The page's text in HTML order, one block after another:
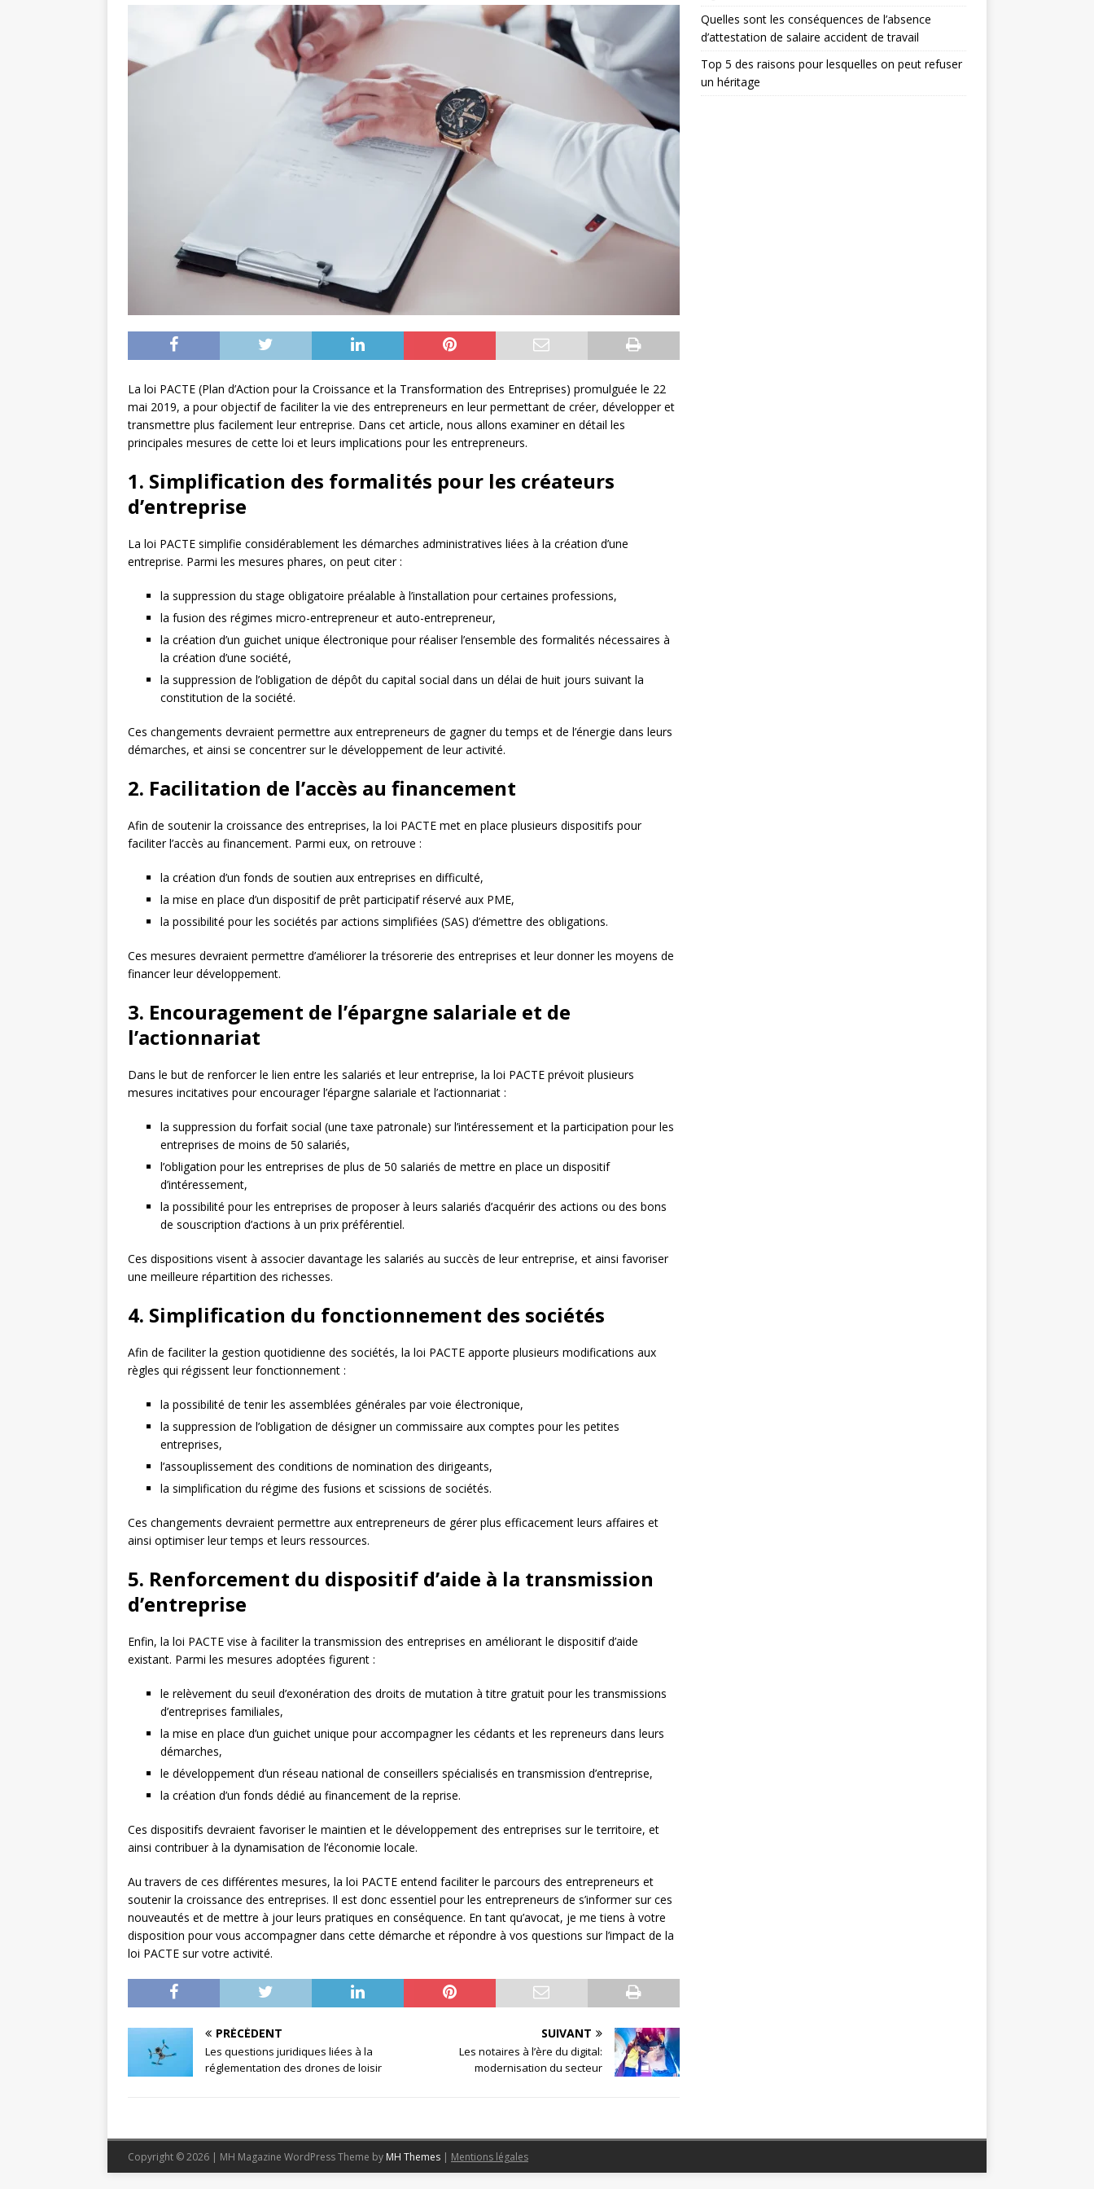
La loi PACTE (Plan d’Action pour la Croissance et la Transformation des Entreprises) promulguée le 22
mai 2019, a pour objectif de faciliter la vie des entrepreneurs en leur permettant de créer, développer et
transmettre plus facilement leur entreprise. Dans cet article, nous allons examiner en détail les
principales mesures de cette loi et leurs implications pour les entrepreneurs.
1. Simplification des formalités pour les créateurs
d’entreprise
La loi PACTE simplifie considérablement les démarches administratives liées à la création d’une
entreprise. Parmi les mesures phares, on peut citer :
la suppression du stage obligatoire préalable à l’installation pour certaines professions,
la fusion des régimes micro-entrepreneur et auto-entrepreneur,
la création d’un guichet unique électronique pour réaliser l’ensemble des formalités nécessaires à
la création d’une société,
la suppression de l’obligation de dépôt du capital social dans un délai de huit jours suivant la
constitution de la société.
Ces changements devraient permettre aux entrepreneurs de gagner du temps et de l’énergie dans leurs
démarches, et ainsi se concentrer sur le développement de leur activité.
2. Facilitation de l’accès au financement
Afin de soutenir la croissance des entreprises, la loi PACTE met en place plusieurs dispositifs pour
faciliter l’accès au financement. Parmi eux, on retrouve :
la création d’un fonds de soutien aux entreprises en difficulté,
la mise en place d’un dispositif de prêt participatif réservé aux PME,
la possibilité pour les sociétés par actions simplifiées (SAS) d’émettre des obligations.
Ces mesures devraient permettre d’améliorer la trésorerie des entreprises et leur donner les moyens de
financer leur développement.
3. Encouragement de l’épargne salariale et de
l’actionnariat
Dans le but de renforcer le lien entre les salariés et leur entreprise, la loi PACTE prévoit plusieurs
mesures incitatives pour encourager l’épargne salariale et l’actionnariat :
la suppression du forfait social (une taxe patronale) sur l’intéressement et la participation pour les
entreprises de moins de 50 salariés,
l’obligation pour les entreprises de plus de 50 salariés de mettre en place un dispositif
d’intéressement,
la possibilité pour les entreprises de proposer à leurs salariés d’acquérir des actions ou des bons
de souscription d’actions à un prix préférentiel.
Ces dispositions visent à associer davantage les salariés au succès de leur entreprise, et ainsi favoriser
une meilleure répartition des richesses.
4. Simplification du fonctionnement des sociétés
Afin de faciliter la gestion quotidienne des sociétés, la loi PACTE apporte plusieurs modifications aux
règles qui régissent leur fonctionnement :
la possibilité de tenir les assemblées générales par voie électronique,
la suppression de l’obligation de désigner un commissaire aux comptes pour les petites
entreprises,
l’assouplissement des conditions de nomination des dirigeants,
la simplification du régime des fusions et scissions de sociétés.
Ces changements devraient permettre aux entrepreneurs de gérer plus efficacement leurs affaires et
ainsi optimiser leur temps et leurs ressources.
5. Renforcement du dispositif d’aide à la transmission
d’entreprise
Enfin, la loi PACTE vise à faciliter la transmission des entreprises en améliorant le dispositif d’aide
existant. Parmi les mesures adoptées figurent :
le relèvement du seuil d’exonération des droits de mutation à titre gratuit pour les transmissions
d’entreprises familiales,
la mise en place d’un guichet unique pour accompagner les cédants et les repreneurs dans leurs
démarches,
le développement d’un réseau national de conseillers spécialisés en transmission d’entreprise,
la création d’un fonds dédié au financement de la reprise.
Ces dispositifs devraient favoriser le maintien et le développement des entreprises sur le territoire, et
ainsi contribuer à la dynamisation de l’économie locale.
Au travers de ces différentes mesures, la loi PACTE entend faciliter le parcours des entrepreneurs et
soutenir la croissance des entreprises. Il est donc essentiel pour les entrepreneurs de s’informer sur ces
nouveautés et de mettre à jour leurs pratiques en conséquence. En tant qu’avocat, je me tiens à votre
disposition pour vous accompagner dans cette démarche et répondre à vos questions sur l’impact de la
loi PACTE sur votre activité.
PRÉCÉDENT
Les questions juridiques liées à la
réglementation des drones de loisir
SUIVANT
Les notaires à l’ère du digital:
modernisation du secteur
Quelles sont les conséquences de l’absence
d’attestation de salaire accident de travail
Top 5 des raisons pour lesquelles on peut refuser
un héritage
Copyright © 2026 | MH Magazine WordPress Theme by MH Themes | Mentions légales